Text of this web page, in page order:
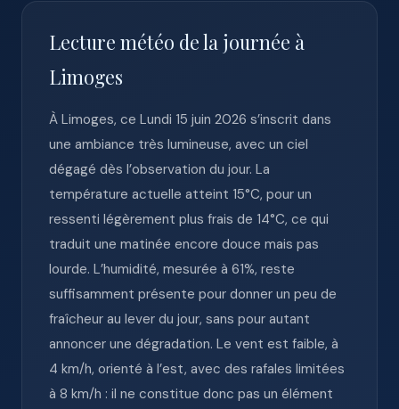
Lecture météo de la journée à
Limoges
À Limoges, ce Lundi 15 juin 2026 s’inscrit dans
une ambiance très lumineuse, avec un ciel
dégagé dès l’observation du jour. La
température actuelle atteint 15°C, pour un
ressenti légèrement plus frais de 14°C, ce qui
traduit une matinée encore douce mais pas
lourde. L’humidité, mesurée à 61%, reste
suffisamment présente pour donner un peu de
fraîcheur au lever du jour, sans pour autant
annoncer une dégradation. Le vent est faible, à
4 km/h, orienté à l’est, avec des rafales limitées
à 8 km/h : il ne constitue donc pas un élément